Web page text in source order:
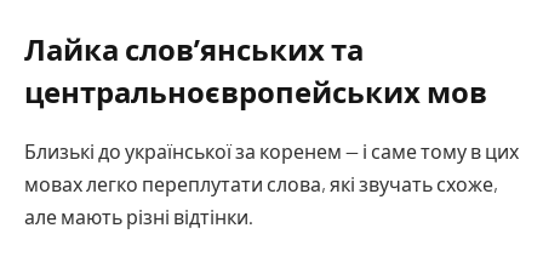
Лайка слов’янських та
центральноєвропейських мов
Близькі до української за коренем — і саме тому в цих
мовах легко переплутати слова, які звучать схоже,
але мають різні відтінки.